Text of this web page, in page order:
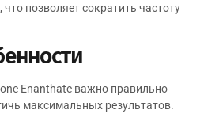
позволяет сократить частоту
Enanthate важно правильно
максимальных результатов.